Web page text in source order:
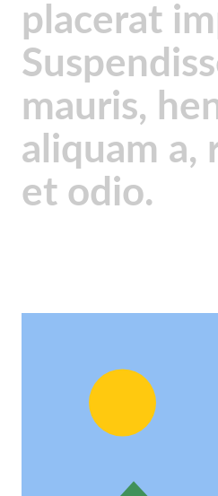
placerat
mauris,
aliquam a,
et odio.